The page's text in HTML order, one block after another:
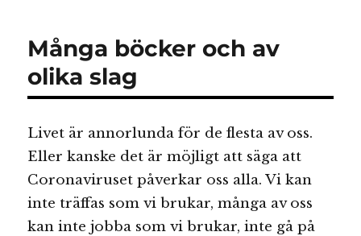
Många böcker och av
olika slag
Livet är annorlunda för de flesta av oss.
Eller kanske det är möjligt att säga att
Coronaviruset påverkar oss alla. Vi kan
inte träffas som vi brukar, många av oss
kan inte jobba som vi brukar, inte gå på